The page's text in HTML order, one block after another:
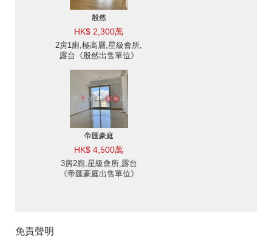
殷然
HK$ 2,300萬
2房1廁,極高層,星級會所,
露台《殷然出售單位》
帝匯豪庭
HK$ 4,500萬
3房2廁,星級會所,露台
《帝匯豪庭出售單位》
免責聲明